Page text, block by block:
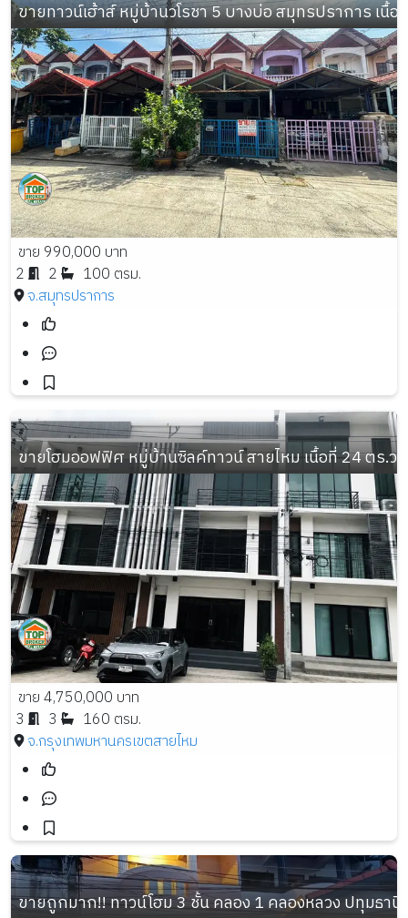
ขายทาวน์เฮ้าส์ หมู่บ้านวโรชา 5 บางบ่อ สมุทรปราการ เนื้
ขาย 990,000 บาท
2
2
100 ตรม.
จ.สมุทรปราการ
ขายโฮมออฟฟิศ หมู่บ้านซิลค์ทาวน์ สายไหม เนื้อที่ 24 ตร.ว.
ขาย 4,750,000 บาท
3
3
160 ตรม.
จ.กรุงเทพมหานครเขตสายไหม
ขายถูกมาก!! ทาวน์โฮม 3 ชั้น คลอง 1 คลองหลวง ปทุมธานี